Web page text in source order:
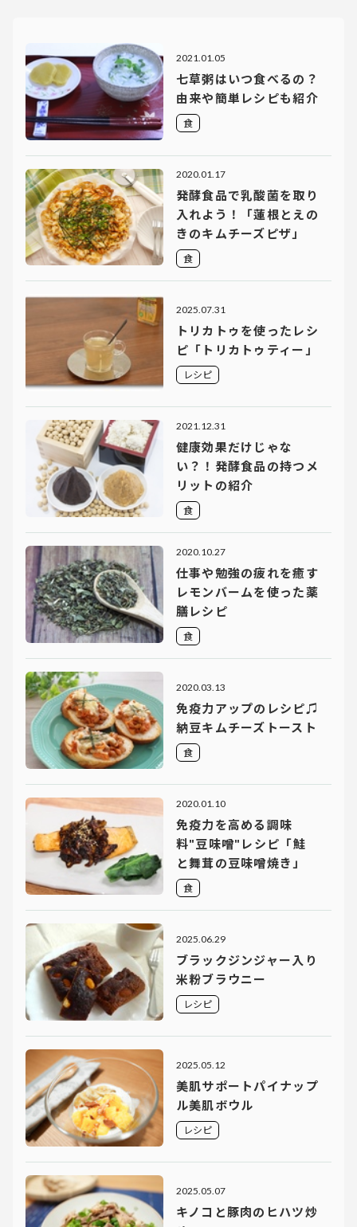
2021.01.05
七草粥はいつ食べるの？
由来や簡単レシピも紹介
食
2020.01.17
発酵食品で乳酸菌を取り
入れよう！「蓮根とえの
きのキムチーズピザ」
食
2025.07.31
トリカトゥを使ったレシ
ピ「トリカトゥティー」
レシピ
2021.12.31
健康効果だけじゃな
い？！発酵食品の持つメ
リットの紹介
食
2020.10.27
仕事や勉強の疲れを癒す
レモンバームを使った薬
膳レシピ
食
2020.03.13
免疫力アップのレシピ♫
納豆キムチーズトースト
食
2020.01.10
免疫力を高める調味
料"豆味噌"レシピ「鮭
と舞茸の豆味噌焼き」
食
2025.06.29
ブラックジンジャー入り
米粉ブラウニー
レシピ
2025.05.12
美肌サポートパイナップ
ル美肌ボウル
レシピ
2025.05.07
キノコと豚肉のヒハツ炒